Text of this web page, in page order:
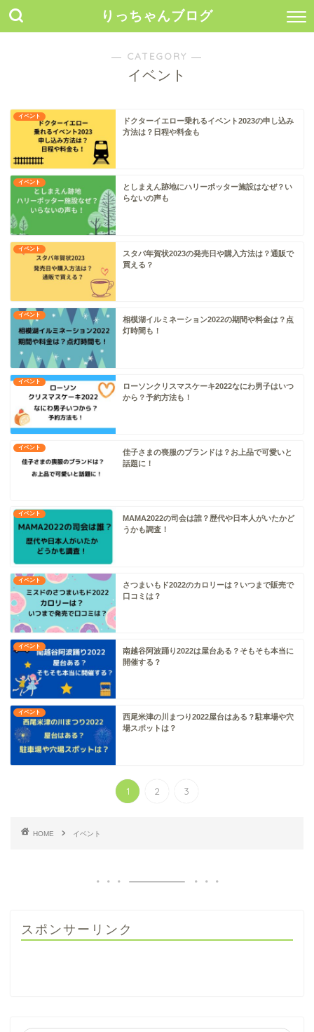
りっちゃんブログ
― CATEGORY ―
イベント
イベント
ドクターイエロー乗れるイベント2023の申し込み
方法は？日程や料金も
イベント
としまえん跡地にハリーポッター施設はなぜ？い
らないの声も
イベント
スタバ年賀状2023の発売日や購入方法は？通販で
買える？
イベント
相模湖イルミネーション2022の期間や料金は？点
灯時間も！
イベント
ローソンクリスマスケーキ2022なにわ男子はいつ
から？予約方法も！
イベント
佳子さまの喪服のブランドは？お上品で可愛いと
話題に！
イベント
MAMA2022の司会は誰？歴代や日本人がいたかど
うかも調査！
イベント
さつまいもド2022のカロリーは？いつまで販売で
口コミは？
イベント
南越谷阿波踊り2022は屋台ある？そもそも本当に
開催する？
イベント
西尾米津の川まつり2022屋台はある？駐車場や穴
場スポットは？
1 2 3
HOME イベント
スポンサーリンク